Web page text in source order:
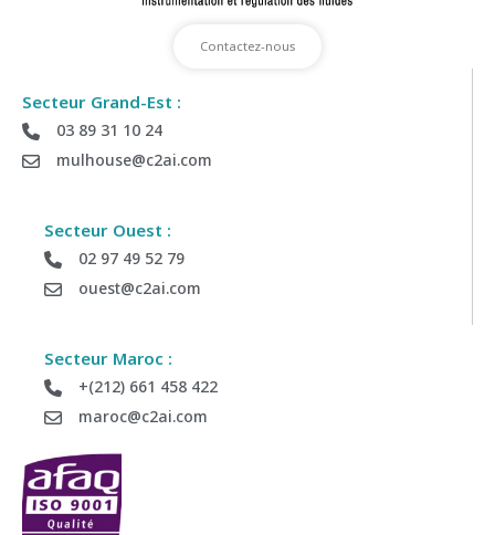
Contactez-nous
Secteur Grand-Est :
03 89 31 10 24
mulhouse@c2ai.com
Secteur Ouest :
02 97 49 52 79
ouest@c2ai.com
Secteur Maroc :
+(212) 661 458 422
maroc@c2ai.com
Déposez votre demande de Devis
recontacter par notre équipe commerciale
Tel :